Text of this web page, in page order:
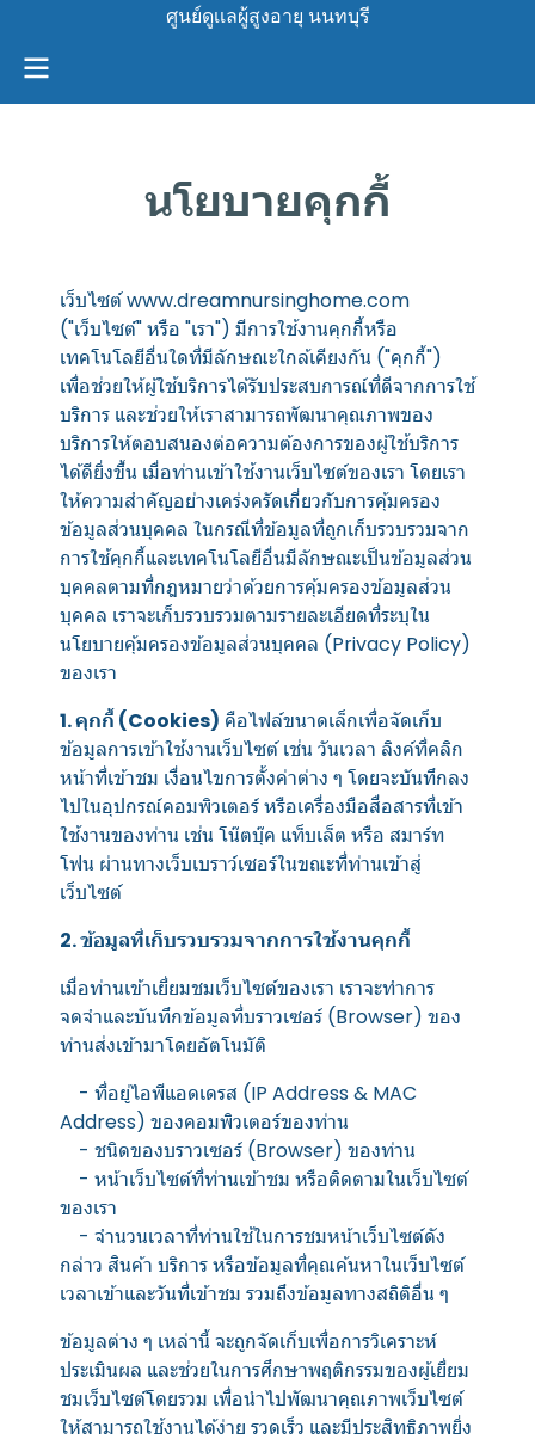
ศูนย์ดูเเลผู้สูงอายุ นนทบุรี
นโยบายคุกกี้
เว็บไซต์ www.dreamnursinghome.com
("เว็บไซต์" หรือ "เรา") มีการใช้งานคุกกี้หรือ
เทคโนโลยีอื่นใดที่มีลักษณะใกล้เคียงกัน ("คุกกี้")
เพื่อช่วยให้ผู้ใช้บริการได้รับประสบการณ์ที่ดีจากการใช้
บริการ และช่วยให้เราสามารถพัฒนาคุณภาพของ
บริการให้ตอบสนองต่อความต้องการของผู้ใช้บริการ
ได้ดียิ่งขึ้น เมื่อท่านเข้าใช้งานเว็บไซต์ของเรา โดยเรา
ให้ความสำคัญอย่างเคร่งครัดเกี่ยวกับการคุ้มครอง
ข้อมูลส่วนบุคคล ในกรณีที่ข้อมูลที่ถูกเก็บรวบรวมจาก
การใช้คุกกี้และเทคโนโลยีอื่นมีลักษณะเป็นข้อมูลส่วน
บุคคลตามที่กฎหมายว่าด้วยการคุ้มครองข้อมูลส่วน
บุคคล เราจะเก็บรวบรวมตามรายละเอียดที่ระบุใน
นโยบายคุ้มครองข้อมูลส่วนบุคคล (Privacy Policy)
ของเรา
1. คุกกี้ (Cookies) คือไฟล์ขนาดเล็กเพื่อจัดเก็บ
ข้อมูลการเข้าใช้งานเว็บไซต์ เช่น วันเวลา ลิงค์ที่คลิก
หน้าที่เข้าชม เงื่อนไขการตั้งค่าต่าง ๆ โดยจะบันทึกลง
ไปในอุปกรณ์คอมพิวเตอร์ หรือเครื่องมือสื่อสารที่เข้า
ใช้งานของท่าน เช่น โน๊ตบุ๊ค แท็บเล็ต หรือ สมาร์ท
โฟน ผ่านทางเว็บเบราว์เซอร์ในขณะที่ท่านเข้าสู่
เว็บไซต์
2. ข้อมูลที่เก็บรวบรวมจากการใช้งานคุกกี้
เมื่อท่านเข้าเยี่ยมชมเว็บไซต์ของเรา เราจะทำการ
จดจำและบันทึกข้อมูลที่บราวเซอร์ (Browser) ของ
ท่านส่งเข้ามาโดยอัตโนมัติ
- ที่อยู่ไอพีแอดเดรส (IP Address & MAC
Address) ของคอมพิวเตอร์ของท่าน
- ชนิดของบราวเซอร์ (Browser) ของท่าน
- หน้าเว็บไซต์ที่ท่านเข้าชม หรือติดตามในเว็บไซต์
ของเรา
- จำนวนเวลาที่ท่านใช้ในการชมหน้าเว็บไซต์ดัง
กล่าว สินค้า บริการ หรือข้อมูลที่คุณค้นหาในเว็บไซต์
เวลาเข้าและวันที่เข้าชม รวมถึงข้อมูลทางสถิติอื่น ๆ
ข้อมูลต่าง ๆ เหล่านี้ จะถูกจัดเก็บเพื่อการวิเคราะห์
ประเมินผล และช่วยในการศึกษาพฤติกรรมของผู้เยี่ยม
ชมเว็บไซต์โดยรวม เพื่อนำไปพัฒนาคุณภาพเว็บไซต์
ให้สามารถใช้งานได้ง่าย รวดเร็ว และมีประสิทธิภาพยิ่ง